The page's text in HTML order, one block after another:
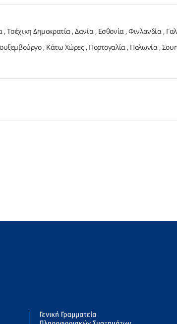
Τσέχικη Δημοκρατία Δανία Εσθονία Φινλανδία
Κάτω Χώρες Πορτογαλία Πολωνία